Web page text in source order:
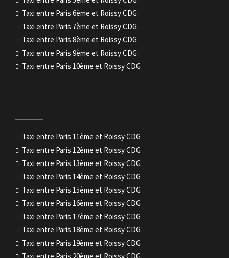
Taxi entre Paris 6ème et Roissy CDG
Taxi entre Paris 7ème et Roissy CDG
Taxi entre Paris 8ème et Roissy CDG
Taxi entre Paris 9ème et Roissy CDG
Taxi entre Paris 10ème et Roissy CDG
Taxi entre Paris 11ème et Roissy CDG
Taxi entre Paris 12ème et Roissy CDG
Taxi entre Paris 13ème et Roissy CDG
Taxi entre Paris 14ème et Roissy CDG
Taxi entre Paris 15ème et Roissy CDG
Taxi entre Paris 16ème et Roissy CDG
Taxi entre Paris 17ème et Roissy CDG
Taxi entre Paris 18ème et Roissy CDG
Taxi entre Paris 19ème et Roissy CDG